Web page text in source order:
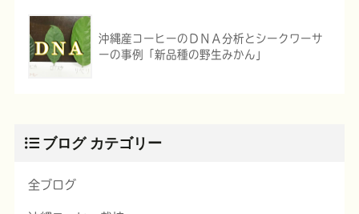
沖縄産コーヒーのＤＮＡ分析とシークワーサ
ーの事例「新品種の野生みかん」
ブログ カテゴリー
全ブログ